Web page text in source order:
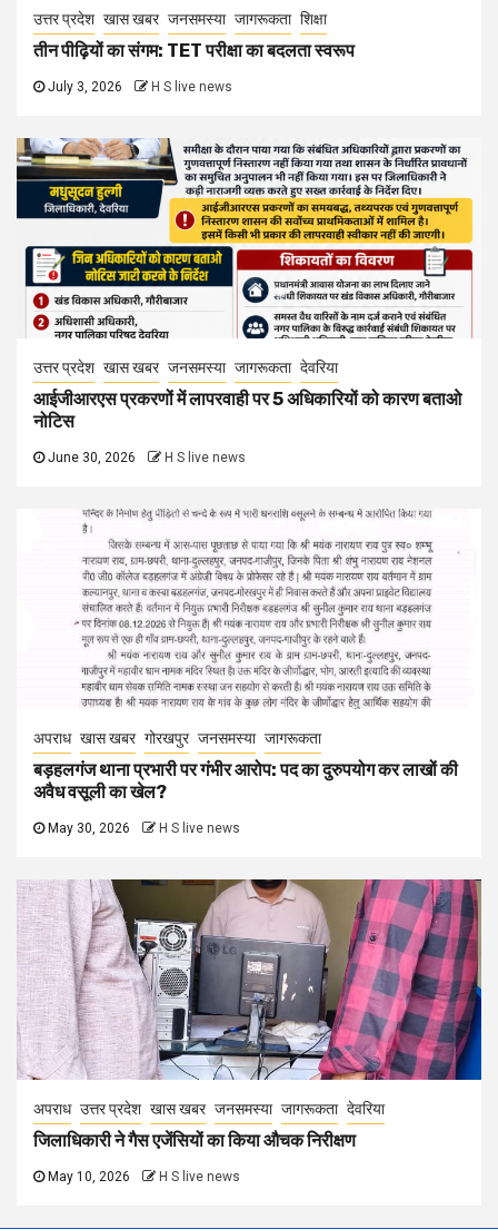
उत्तर प्रदेश खास खबर जनसमस्या जागरूकता शिक्षा
तीन पीढ़ियों का संगम: TET परीक्षा का बदलता स्वरूप
July 3, 2026 H S live news
उत्तर प्रदेश खास खबर जनसमस्या जागरूकता देवरिया
आईजीआरएस प्रकरणों में लापरवाही पर 5 अधिकारियों को कारण बताओ
नोटिस
June 30, 2026 H S live news
अपराध खास खबर गोरखपुर जनसमस्या जागरूकता
बड़हलगंज थाना प्रभारी पर गंभीर आरोप: पद का दुरुपयोग कर लाखों की
अवैध वसूली का खेल?
May 30, 2026 H S live news
अपराध उत्तर प्रदेश खास खबर जनसमस्या जागरूकता देवरिया
जिलाधिकारी ने गैस एजेंसियों का किया औचक निरीक्षण
May 10, 2026 H S live news